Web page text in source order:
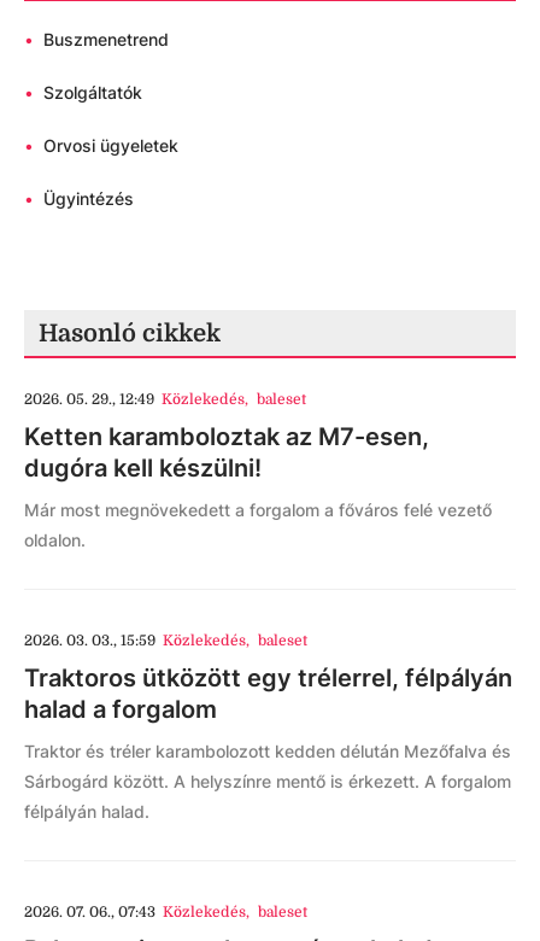
• Buszmenetrend
• Szolgáltatók
• Orvosi ügyeletek
• Ügyintézés
Hasonló cikkek
2026. 05. 29., 12:49 Közlekedés, baleset
Ketten karamboloztak az M7-esen,
dugóra kell készülni!
Már most megnövekedett a forgalom a főváros felé vezető
oldalon.
2026. 03. 03., 15:59 Közlekedés, baleset
Traktoros ütközött egy trélerrel, félpályán
halad a forgalom
Traktor és tréler karambolozott kedden délután Mezőfalva és
Sárbogárd között. A helyszínre mentő is érkezett. A forgalom
félpályán halad.
2026. 07. 06., 07:43 Közlekedés, baleset